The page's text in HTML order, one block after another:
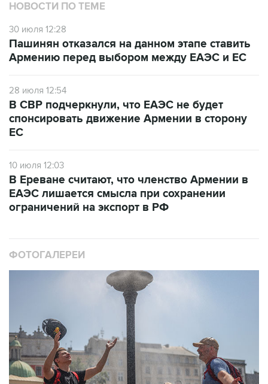
НОВОСТИ ПО ТЕМЕ
30 июля 12:28
Пашинян отказался на данном этапе ставить
Армению перед выбором между ЕАЭС и ЕС
28 июля 12:54
В СВР подчеркнули, что ЕАЭС не будет
спонсировать движение Армении в сторону
ЕС
10 июля 12:03
В Ереване считают, что членство Армении в
ЕАЭС лишается смысла при сохранении
ограничений на экспорт в РФ
ФОТОГАЛЕРЕИ